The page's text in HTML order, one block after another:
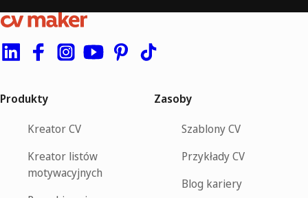
Produkty
Kreator CV
Kreator listów
motywacyjnych
Zasoby
Szablony CV
Przykłady CV
Blog kariery